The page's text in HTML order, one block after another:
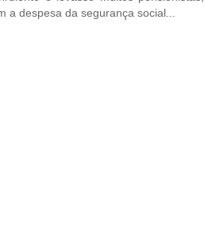
a despesa da segurança social...